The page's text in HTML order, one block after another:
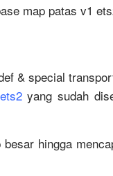
map patas v1
& special
yang sudah
hingga